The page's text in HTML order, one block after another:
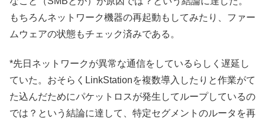
もちろんネットワーク機器の再起動もしてみたり、ファー
ムウェアの状態もチェック済みである。
*先日ネットワークが異常な通信をしているらしく遅延し
ていた。おそらくLinkStationを複数導入したりと作業がて
た込んだためにパケットロスが発生してループしているの
では？という結論に達して、特定セグメントのルータを再